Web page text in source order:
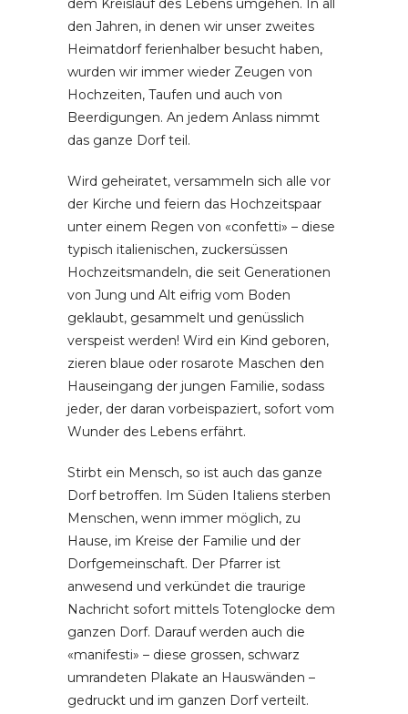
dem Kreislauf des Lebens umgehen. In all
den Jahren, in denen wir unser zweites
Heimatdorf ferienhalber besucht haben,
wurden wir immer wieder Zeugen von
Hochzeiten, Taufen und auch von
Beerdigungen. An jedem Anlass nimmt
das ganze Dorf teil.
Wird geheiratet, versammeln sich alle vor
der Kirche und feiern das Hochzeitspaar
unter einem Regen von «confetti» – diese
typisch italienischen, zuckersüssen
Hochzeitsmandeln, die seit Generationen
von Jung und Alt eifrig vom Boden
geklaubt, gesammelt und genüsslich
verspeist werden! Wird ein Kind geboren,
zieren blaue oder rosarote Maschen den
Hauseingang der jungen Familie, sodass
jeder, der daran vorbeispaziert, sofort vom
Wunder des Lebens erfährt.
Stirbt ein Mensch, so ist auch das ganze
Dorf betroffen. Im Süden Italiens sterben
Menschen, wenn immer möglich, zu
Hause, im Kreise der Familie und der
Dorfgemeinschaft. Der Pfarrer ist
anwesend und verkündet die traurige
Nachricht sofort mittels Totenglocke dem
ganzen Dorf. Darauf werden auch die
«manifesti» – diese grossen, schwarz
umrandeten Plakate an Hauswänden –
gedruckt und im ganzen Dorf verteilt.